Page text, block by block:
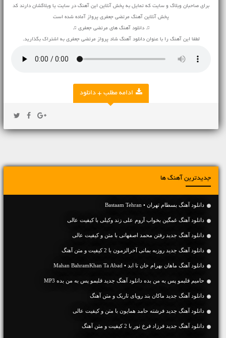
برای صاحبان وبلاگ و سایت که تمایل به پخش آنلاین این آهنگ در سایت یا وبلاگشان دارند کد
پخش آنلاین آهنگ مرتضی جعفری پرواز آماده شده است
♫ دانلود آهنگ های مرتضی جعفری ♫
لطفا این آهنگ را با عنوان دانلود آهنگ شاد پرواز مرتضی جعفری به اشتراک بگذارید.
ادامه مطلب + دانلود
جدیدترین آهنگ ها
دانلود آهنگ بسطام تهران • Bastaam Tehran
دانلود آهنگ غمگین بخواب آروم علی زند وکیلی با کیفیت عالی
دانلود آهنگ جديد رفتن محمد اصفهانی با متن و کیفیت عالی
دانلود آهنگ جديد روزبه بمانی آخرالزمون با 2 کیفیت و متن آهنگ
دانلود آهنگ ماهان بهرام خان تا ابد • Mahan BahramKhan Ta Abad
حامیم قلبمو پس به من بده دانلود آهنگ جدید قلبمو پس به من بده MP3
دانلود آهنگ جديد ماکان بند رویای تاریک و متن آهنگ
دانلود آهنگ جديد فرشته حامد همایون با متن و کیفیت عالی
دانلود آهنگ جديد فرزاد فرخ نور با 2 کیفیت و متن آهنگ